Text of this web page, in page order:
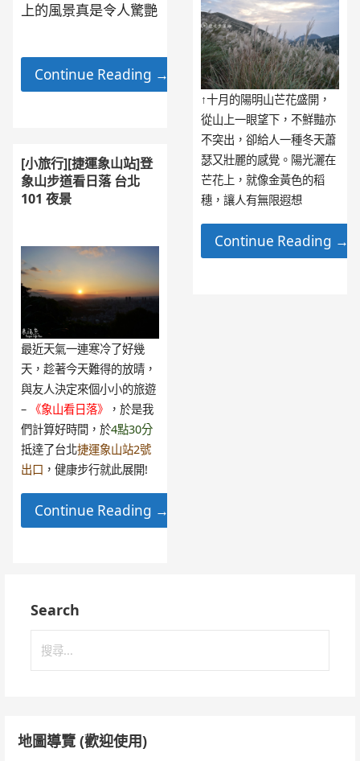
上的風景真是令人驚艷
Continue Reading →
↑十月的陽明山芒花盛開，
從山上一眼望下，不鮮豔亦
不突出，卻給人一種冬天蕭
瑟又壯麗的感覺。陽光灑在
芒花上，就像金黃色的稻
穗，讓人有無限遐想
Continue Reading →
[小旅行][捷運象山站]登
象山步道看日落 台北
101 夜景
最近天氣一連寒冷了好幾
天，趁著今天難得的放晴，
與友人決定來個小小的旅遊
– 《象山看日落》
，於是我
們計算好時間，於4點30分
抵達了台北捷運象山站2號
出口 ，健康步行就此展開!
Continue Reading →
Search
地圖導覽 (歡迎使用)